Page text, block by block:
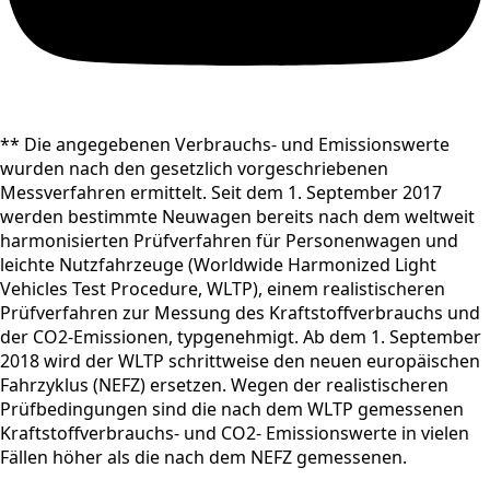
** Die angegebenen Verbrauchs- und Emissionswerte
wurden nach den gesetzlich vorgeschriebenen
Messverfahren ermittelt. Seit dem 1. September 2017
werden bestimmte Neuwagen bereits nach dem weltweit
harmonisierten Prüfverfahren für Personenwagen und
leichte Nutzfahrzeuge (Worldwide Harmonized Light
Vehicles Test Procedure, WLTP), einem realistischeren
Prüfverfahren zur Messung des Kraftstoffverbrauchs und
der CO2-Emissionen, typgenehmigt. Ab dem 1. September
2018 wird der WLTP schrittweise den neuen europäischen
Fahrzyklus (NEFZ) ersetzen. Wegen der realistischeren
Prüfbedingungen sind die nach dem WLTP gemessenen
Kraftstoffverbrauchs- und CO2- Emissionswerte in vielen
Fällen höher als die nach dem NEFZ gemessenen.